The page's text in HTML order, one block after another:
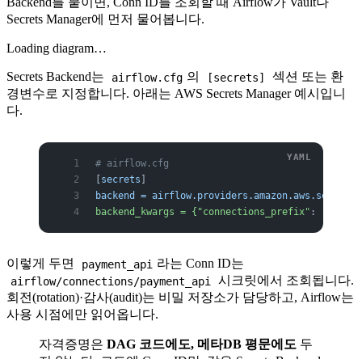
Secrets Manager에 먼저 물어봅니다.
Loading diagram…
Secrets Backend는 airflow.cfg 의 [secrets]
섹션 또는 환
경변수로 지정합니다. 아래는 AWS Secrets Manager 예시입니
다.
# airflow.cfg
secrets
backend =
backend_kwargs = {"connections_prefix" :
이렇게 두면 payment_api 라는 Conn ID는
airflow/connections/payment_api
시크릿에서 조회됩니다.
회전(rotation)·감사(audit)는 비밀 저장소가 담당하고, Airflow는
사용 시점에만 읽어옵니다.
자격증명은 DAG 코드에도, 메타DB 평문에도 두